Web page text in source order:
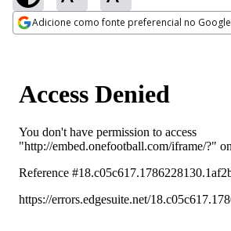
Adicione como fonte preferencial no Google